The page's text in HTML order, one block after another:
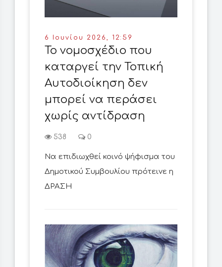
6 Ιουνίου 2026, 12:59
Το νομοσχέδιο που
καταργεί την Τοπική
Αυτοδιοίκηση δεν
μπορεί να περάσει
χωρίς αντίδραση
538 0
Να επιδιωχθεί κοινό ψήφισμα του
Δημοτικού Συμβουλίου πρότεινε η
ΔΡΑΣΗ